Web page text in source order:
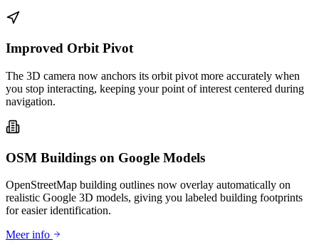
Improved Orbit Pivot
The 3D camera now anchors its orbit pivot more accurately when
you stop interacting, keeping your point of interest centered during
navigation.
OSM Buildings on Google Models
OpenStreetMap building outlines now overlay automatically on
realistic Google 3D models, giving you labeled building footprints
for easier identification.
Meer info